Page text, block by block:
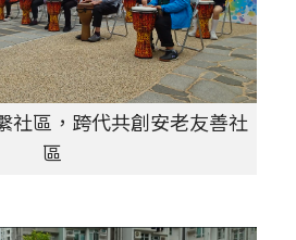
社區，跨代共創安老友善社
區